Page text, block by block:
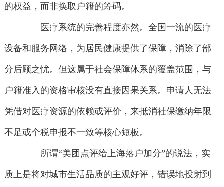
的权益，而非换取户籍的筹码。
医疗系统的完善程度亦然。全国一流的医疗
设备和服务网络，为居民健康提供了保障，消除了部
分后顾之忧。但这属于社会保障体系的覆盖范围，与
户籍准入的资格审核没有直接因果关系。申请人无法
凭借对医疗资源的依赖或评价，来抵消社保缴纳年限
不足或个税申报不一致等核心短板。
所谓“美团点评给上海落户加分”的说法，实
质上是将对城市生活品质的主观好评，错误地投射到